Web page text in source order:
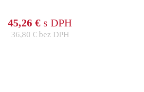
45,26 € s DPH
36,80 € bez DPH